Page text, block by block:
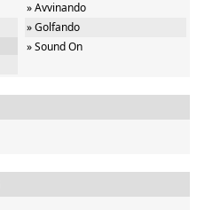
» Avvinando
» Golfando
» Sound On